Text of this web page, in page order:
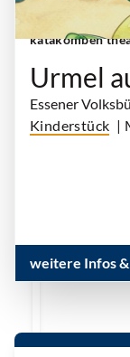
Sonntag, 06.
katakomben
Urmel
Essener
Kinderstück |
weitere Infos